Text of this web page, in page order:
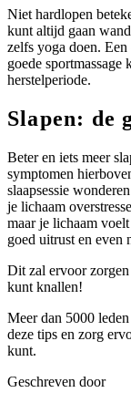
Niet hardlopen
kunt altijd gaan
zelfs yoga doen. Een
goede
herstelperiode.
Slapen: de
Beter en iets meer
symptomen
slaapsessie
je lichaam
maar je lichaam
goed uitrust en even
Dit zal ervoor
kunt knallen!
Meer dan 5000
deze tips en zorg
kunt.
Geschreven door